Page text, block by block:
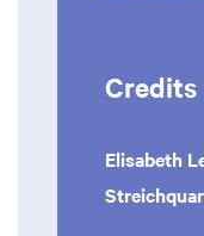
Credits
Elisabeth